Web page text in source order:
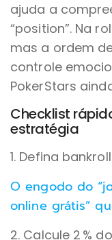
ajuda a
“position”. Na
mas a ordem
controle
PokerStars
Checklist
estratégia
1. Defina
O engodo do
online grátis”
2. Calcule 2 %